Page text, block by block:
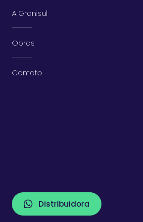
A Granisul
Obras
Contato
Distribuidora